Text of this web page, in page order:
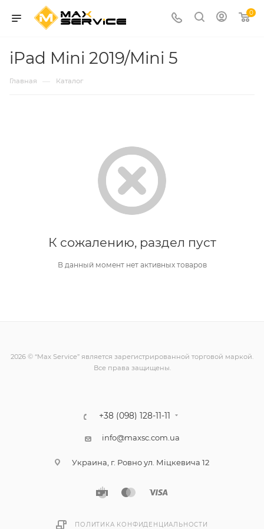
0
iPad Mini 2019/Mini 5
Главная — Каталог
К сожалению, раздел пуст
В данный момент нет активных товаров
2026 © “Max Service” является зарегистрированной торговой маркой.
Все права защищены.
+38 (098) 128-11-11
info@maxsc.com.ua
Украина, г. Ровно ул. Міцкевича 12
ПОЛИТИКА КОНФИДЕНЦИАЛЬНОСТИ